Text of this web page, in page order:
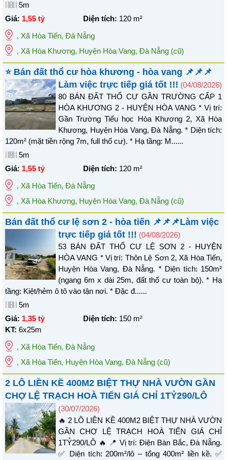
5m
Giá: 1,55 tỷ Diện tích: 120 m²
, Xã Hòa Tiến, Đà Nẵng
, Xã Hòa Khương, Huyện Hòa Vang, Đà Nẵng (cũ)
⭐ Bán đất thổ cư hòa khương - hòa vang 📌📌📌
Làm việc trực tiếp giá tốt !!! (04/08/2026)
80 BÁN ĐẤT THỔ CƯ GẦN TRƯỜNG CẤP 1
HÒA KHƯƠNG 2 - HUYỆN HÒA VANG * Vị trí:
Gần Trường Tiểu học Hòa Khương 2, Xã Hòa
Khương, Huyện Hòa Vang, Đà Nẵng. * Diện tích:
120m² (mặt tiền rộng 7m, full thổ cư). * Hạ tầng: M......
5m
Giá: 1,55 tỷ Diện tích: 120 m²
, Xã Hòa Tiến, Đà Nẵng
, Xã Hòa Khương, Huyện Hòa Vang, Đà Nẵng (cũ)
Bán đất thổ cư lệ sơn 2 - hòa tiến 📌📌📌Làm việc
trực tiếp giá tốt !!! (04/08/2026)
53 BÁN ĐẤT THỔ CƯ LỆ SƠN 2 - HUYỆN
HÒA VANG * Vị trí: Thôn Lệ Sơn 2, Xã Hòa Tiến,
Huyện Hòa Vang, Đà Nẵng. * Diện tích: 150m²
(ngang 6m x dài 25m, đất thổ cư toàn bộ). * Hạ
tầng: Kiệt/hẻm ô tô vào tận nơi. * Đặc đ......
5m
Giá: 1,35 tỷ Diện tích: 150 m²
KT: 6x25m
, Xã Hòa Tiến, Đà Nẵng
, Xã Hòa Tiến, Huyện Hòa Vang, Đà Nẵng (cũ)
2 LÔ LIỀN KỀ 400M2 BIỆT THỰ NHÀ VƯỜN GẦN
CHỢ LỆ TRẠCH HOÀ TIẾN GIÁ CHỈ 1TỶ290/LÔ
(30/07/2026)
🔥 2 LÔ LIỀN KỀ 400M2 BIỆT THỰ NHÀ VƯỜN
GẦN CHỢ LỆ TRẠCH HOÀ TIẾN GIÁ CHỈ
1TỶ290/LÔ 🔥 📍 Vị trí: Điện Bàn Bắc, Đà Nẵng.
✅ Diện tích: 200m²/lô – tổng 400m² liền kề. ✅